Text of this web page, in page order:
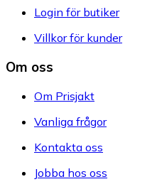
Login för butiker
Villkor för kunder
Om oss
Om Prisjakt
Vanliga frågor
Kontakta oss
Jobba hos oss